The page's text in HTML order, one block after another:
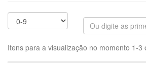
Itens para a visualização no momento 1-3